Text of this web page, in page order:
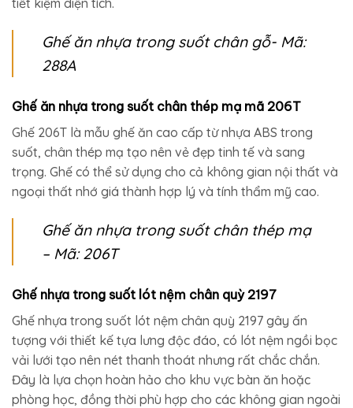
tiết kiệm diện tích.
Ghế ăn nhựa trong suốt chân gỗ- Mã:
288A
Ghế ăn nhựa trong suốt chân thép mạ mã 206T
Ghế 206T là mẫu ghế ăn cao cấp từ nhựa ABS trong
suốt, chân thép mạ tạo nên vẻ đẹp tinh tế và sang
trọng. Ghế có thể sử dụng cho cả không gian nội thất và
ngoại thất nhớ giá thành hợp lý và tính thẩm mỹ cao.
Ghế ăn nhựa trong suốt chân thép mạ
– Mã: 206T
Ghế nhựa trong suốt lót nệm chân quỳ 2197
Ghế nhựa trong suốt lót nệm chân quỳ 2197 gây ấn
tượng với thiết kế tựa lưng độc đáo, có lót nệm ngồi bọc
vải lưới tạo nên nét thanh thoát nhưng rất chắc chắn.
Đây là lựa chọn hoàn hảo cho khu vực bàn ăn hoặc
phòng học, đồng thời phù hợp cho các không gian ngoài